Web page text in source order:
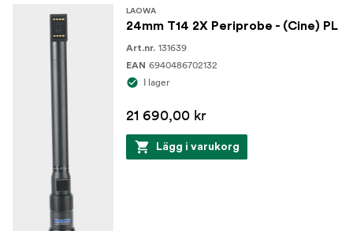
LAOWA
24mm T14 2X Periprobe - (Cine) PL
Art.nr. 131639
EAN 6940486702132
I lager
21 690,00 kr
Lägg i varukorg